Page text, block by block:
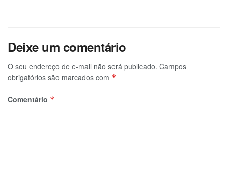
Deixe um comentário
O seu endereço de e-mail não será publicado. Campos
obrigatórios são marcados com *
Comentário *